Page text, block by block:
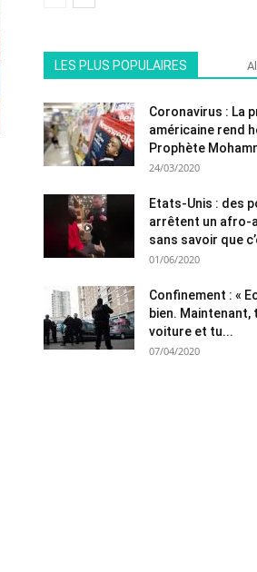
LES PLUS POPULAIRES All
Coronavirus : La
américaine rend
24/03/2020
Etats-Unis : des
arrêtent un afro-
sans savoir que
01/06/2020
Confinement : «
bien. Maintenant,
voiture et tu...
07/04/2020